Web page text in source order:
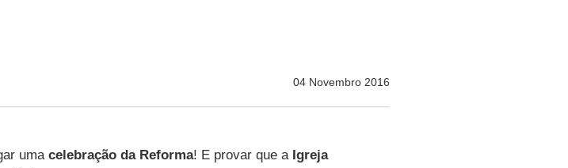
04 Novembro 2016
uma celebração da Reforma! E provar que a Igreja